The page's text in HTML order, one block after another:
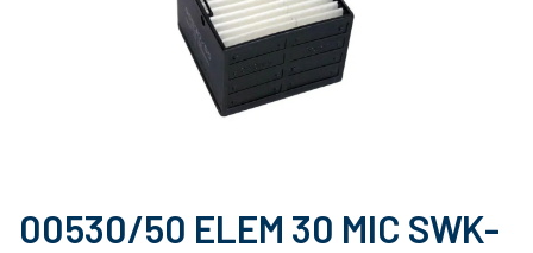
00530/50 ELEM 30 MIC SWK-